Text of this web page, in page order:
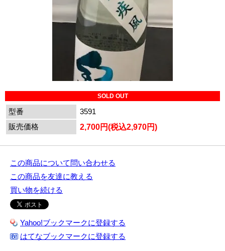
SOLD OUT
型番
3591
販売価格
2,700円(税込2,970円)
この商品について問い合わせる
この商品を友達に教える
買い物を続ける
Yahoo!ブックマークに登録する
はてなブックマークに登録する